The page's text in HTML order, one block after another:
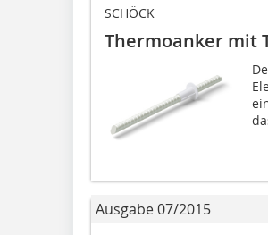
SCHÖCK
Thermoanker mit
Ausgabe 07/2015